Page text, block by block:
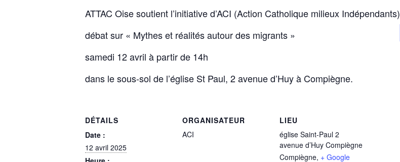
ATTAC Oise soutient l’initiative d’ACI (Action Catholique milieux Indépendants)
débat sur « Mythes et réalités autour des migrants »
samedi 12 avril à partir de 14h
dans le sous-sol de l’église St Paul, 2 avenue d’Huy à Compiègne.
DÉTAILS
Date :
12 avril 2025
ORGANISATEUR
ACI
LIEU
église Saint-Paul 2
avenue d’Huy Compiègne
Compiègne, + Google